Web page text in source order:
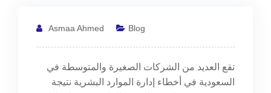
Asmaa Ahmed Blog
تقع العديد من الشركات الصغيرة والمتوسطة في
السعودية في أخطاء إدارة الموارد البشرية نتيجة